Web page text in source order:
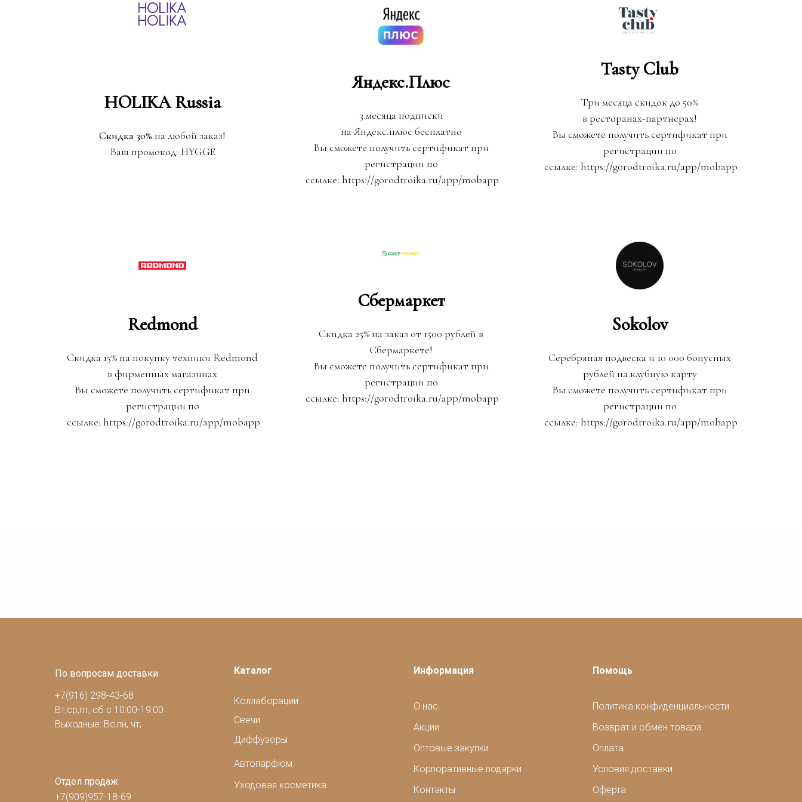
HOLIKA Russia
Скидка 30% на любой заказ!
Ваш промокод: HYGGE
Яндекс.Плюс
3 месяца подписки
на Яндекс.плюс бесплатно
Вы сможете получить сертификат при
регистрации по
ссылке: https://gorodtroika.ru/app/mobapp
Tasty Club
Три месяца скидок до 50%
в ресторанах-партнерах!
Вы сможете получить сертификат при
регистрации по
ссылке: https://gorodtroika.ru/app/mobapp
Redmond
Скидка 15% на покупку техники Redmond
в фирменных магазинах
Вы сможете получить сертификат при
регистрации по
ссылке: https://gorodtroika.ru/app/mobapp
Сбермаркет
Скидка 25% на заказ от 1500 рублей в
Сбермаркете!
Вы сможете получить сертификат при
регистрации по
ссылке: https://gorodtroika.ru/app/mobapp
Sokolov
Серебряная подвеска и 10 000 бонусных
рублей на клубную карту
Вы сможете получить сертификат при
регистрации по
ссылке: https://gorodtroika.ru/app/mobapp
По вопросам доставки
+7(916) 298-43-68
Вт,ср,пт, сб с 10:00-19:00
Выходные: Вс,пн, чт,
Отдел продаж
+7(909)957-18-69
Каталог
Коллаборации
Свечи
Диффузоры
Автопарфюм
Информация
О нас
Акции
Оптовые закупки
Корпоративные подарки
Контакты
Помощь
Политика конфиденциальности
Возврат и обмен товара
Оплата
Условия доставки
Оферта
Уходовая косметика